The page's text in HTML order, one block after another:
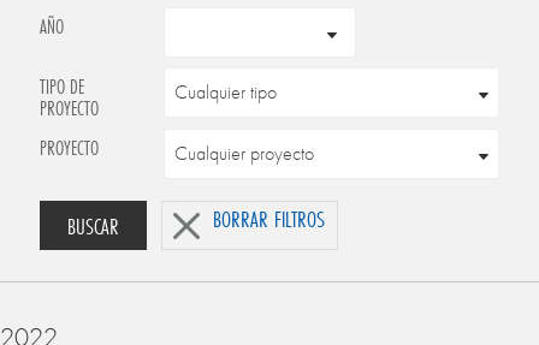
AÑO
TIPO DE
PROYECTO
PROYECTO
BUSCAR BORRAR FILTROS
2022